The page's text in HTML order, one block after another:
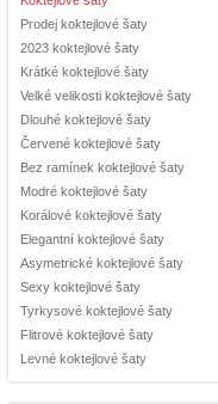
Prodej koktejlové šaty
2023 koktejlové šaty
Krátké koktejlové šaty
Velké velikosti koktejlové šaty
Dlouhé koktejlové šaty
Červené koktejlové šaty
Bez ramínek koktejlové šaty
Modré koktejlové šaty
Korálové koktejlové šaty
Elegantní koktejlové šaty
Asymetrické koktejlové šaty
Sexy koktejlové šaty
Tyrkysové koktejlové šaty
Flitrové koktejlové šaty
Levné koktejlové šaty